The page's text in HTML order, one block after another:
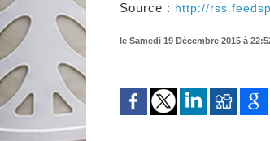
Source : http://
le Samedi 19 Décembre 2015 à